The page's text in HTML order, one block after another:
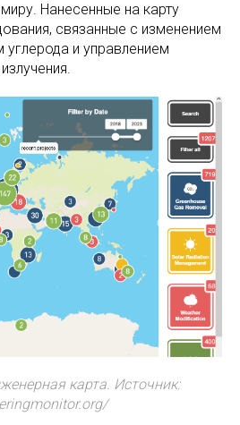
Нанесенные на карту
связанные с изменением
углерода и управлением
карта. Источник: